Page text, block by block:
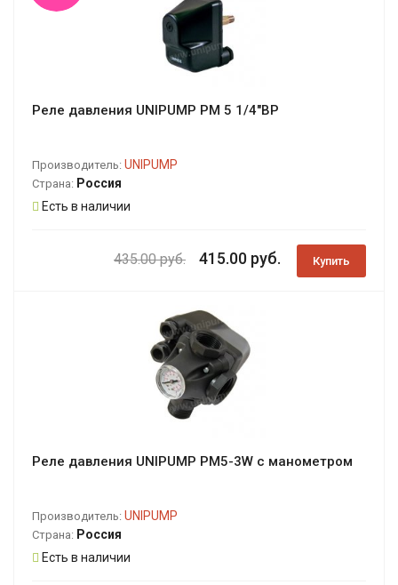
Реле давления UNIPUMP PM 5 1/4"ВР
Производитель: UNIPUMP
Страна: Россия
Есть в наличии
435.00 руб. 415.00 руб. Купить
Реле давления UNIPUMP PM5-3W с манометром
Производитель: UNIPUMP
Страна: Россия
Есть в наличии